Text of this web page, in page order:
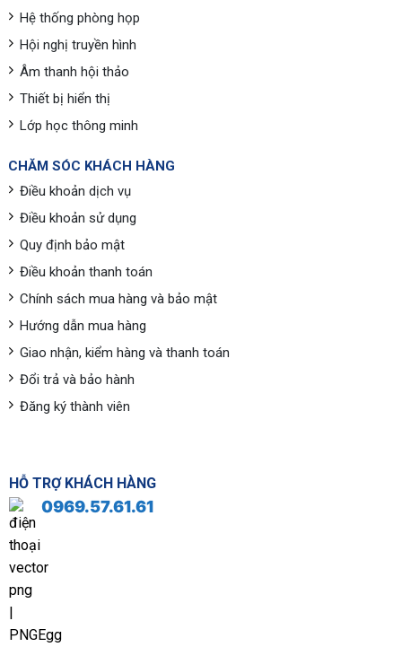
Hệ thống phòng họp
Hội nghị truyền hình
Âm thanh hội thảo
Thiết bị hiển thị
Lớp học thông minh
CHĂM SÓC KHÁCH HÀNG
Điều khoản dịch vụ
Điều khoản sử dụng
Quy định bảo mật
Điều khoản thanh toán
Chính sách mua hàng và bảo mật
Hướng dẫn mua hàng
Giao nhận, kiểm hàng và thanh toán
Đổi trả và bảo hành
Đăng ký thành viên
HỖ TRỢ KHÁCH HÀNG
0969.57.61.61